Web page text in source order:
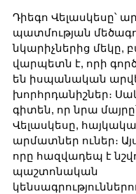
Դիեգո Վելասկեսը՝
պատմության
նկարիչներից մեկը,
վարպետն է, որի
են իսպանական
խորհրդանիշներ։
գիտեն, որ նրա
Վելասկեսը,
արմատներ ուներ։
որը հազվադեպ է
պաշտոնական